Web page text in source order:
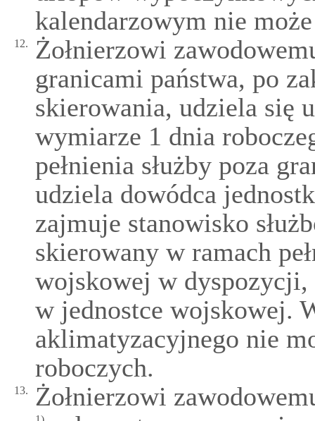
kalendarzowym nie
12.
Żołnierzowi
granicami państwa, po
skierowania, udziela się
wymiarze 1 dnia
pełnienia służby poza
udziela dowódca
zajmuje stanowisko
skierowany w ramach
wojskowej w dyspozycji,
w jednostce wojskowej.
aklimatyzacyjnego nie
roboczych.
13. Żołnierzowi